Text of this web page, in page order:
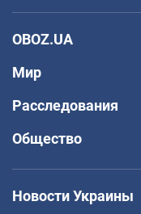
OBOZ.UA
Мир
Расследования
Общество
Новости Украины